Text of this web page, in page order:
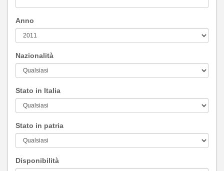
Anno
Nazionalità
Stato in Italia
Stato in patria
Disponibilità